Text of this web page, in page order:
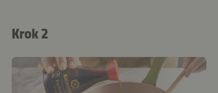
Krok 2